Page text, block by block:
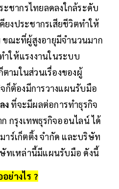
ชากรไทยลดลงใกล้ระดับ
ยงประชากรเสียชีวิตทำให้
ขณะที่ผู้สูงอายุมีจำนวนมาก
ให้แรงงานในระบบ
ตามในส่วนเรื่องของผู้
ก็ต้องมีการวางแผนรับมือ
ง ที่จะมีผลต่อการทำธุรกิจ
กรุงเทพธุรกิจออนไลน์ ได้
ร์เก็ตติ้ง จำกัด และบริษัท
ทเหล่านี้มีแผนรับมือ ดังนี้
ย่างไร ?